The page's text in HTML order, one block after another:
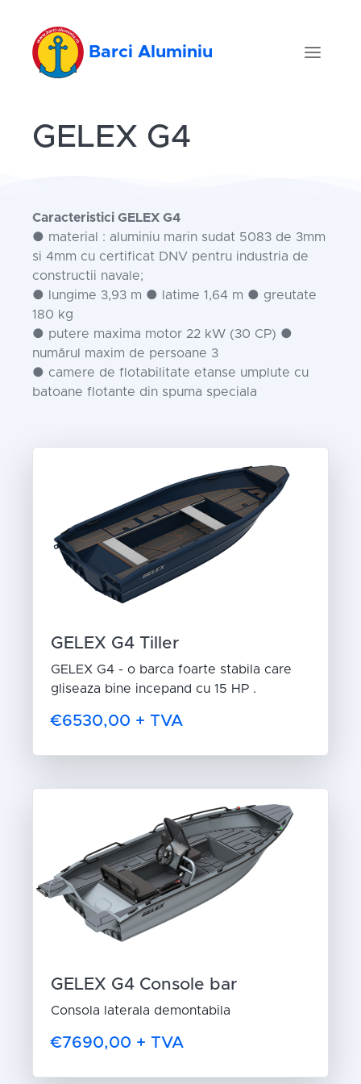
Barci Aluminiu
GELEX G4
Caracteristici GELEX G4
● material : aluminiu marin sudat 5083 de 3mm
si 4mm cu certificat DNV pentru industria de
constructii navale;
● lungime 3,93 m ● latime 1,64 m ● greutate
180 kg
● putere maxima motor 22 kW (30 CP) ●
numărul maxim de persoane 3
● camere de flotabilitate etanse umplute cu
batoane flotante din spuma speciala
GELEX G4 Tiller
GELEX G4 - o barca foarte stabila care
gliseaza bine incepand cu 15 HP .
€6530,00 + TVA
GELEX G4 Console bar
Consola laterala demontabila
€7690,00 + TVA